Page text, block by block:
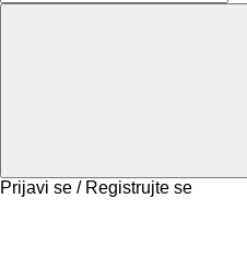
Prijavi se / Registrujte se